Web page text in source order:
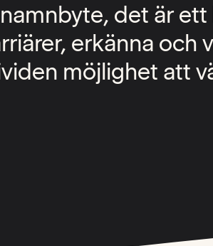
det är
erkänna och
möjlighet att